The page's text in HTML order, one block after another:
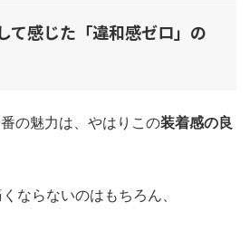
て感じた「違和感ゼロ」の
の魅力は、やはりこの装着感の良
ならないのはもちろん、